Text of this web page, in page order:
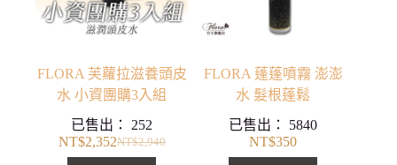
FLORA 芙蘿拉滋養頭皮
水 小資團購3入組
已售出： 252
NT$2,940
NT$2,352
FLORA 蓬蓬噴霧 澎澎
水 髮根蓬鬆
已售出： 5840
NT$350